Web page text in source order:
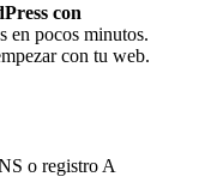
con
en pocos minutos.
con tu web.
o registro A